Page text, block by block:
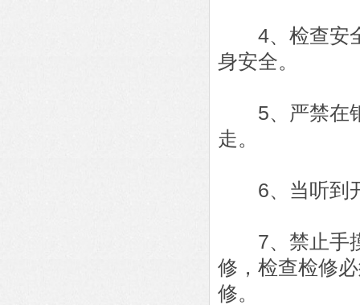
4、检查安全
身安全。
5、严禁在钢
走。
6、当听到开
7、禁止手摸
修，检查检修
修。